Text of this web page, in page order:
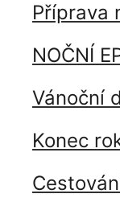
Příprava
NOČNÍ
Vánoční
Konec